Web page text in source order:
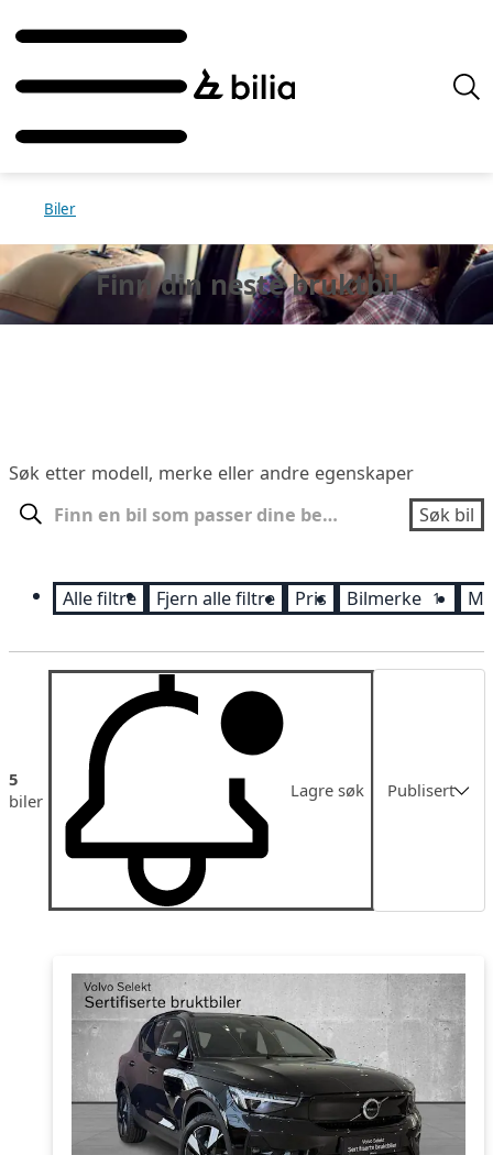
Biler
Finn din nestebruktbil
Søk etter modell, merke eller andre egenskaper
Søk bil
Alle filtre Fjern alle filtre Pris Bilmerke 1
5
biler
Lagre søk
Sortering
Publisert
Pris lav-høy
Pris høy-lav